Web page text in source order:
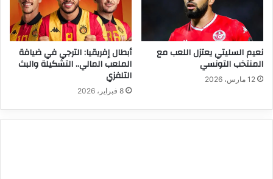
نعيم السليتي يعتزل اللعب مع
المنتخب التونسي
12 مارس، 2026
أبطال إفريقيا: الترجي في ضيافة
الملعب المالي.. التشكيلة والبث
التلفزي
8 فبراير، 2026